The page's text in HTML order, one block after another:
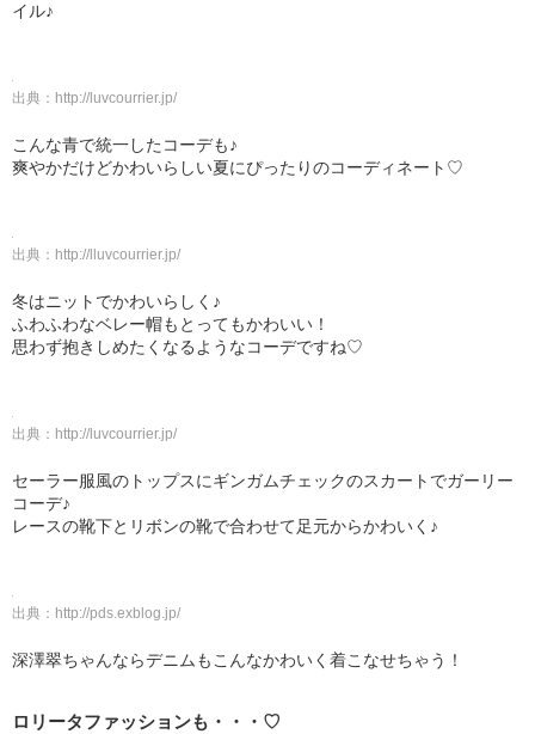
イル♪
出典： http://luvcourrier.jp/
こんな青で統一したコーデも♪
爽やかだけどかわいらしい夏にぴったりのコーディネート♡
出典： http://lluvcourrier.jp/
冬はニットでかわいらしく♪
ふわふわなベレー帽もとってもかわいい！
思わず抱きしめたくなるようなコーデですね♡
出典： http://luvcourrier.jp/
セーラー服風のトップスにギンガムチェックのスカートでガーリー
コーデ♪
レースの靴下とリボンの靴で合わせて足元からかわいく♪
出典： http://pds.exblog.jp/
深澤翠ちゃんならデニムもこんなかわいく着こなせちゃう！
ロリータファッションも・・・♡